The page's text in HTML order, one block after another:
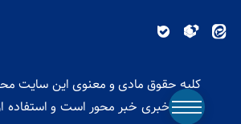
کلیه حقوق مادی و معنوی این سایت
پایگاه خبری خبر محور است و استفاده